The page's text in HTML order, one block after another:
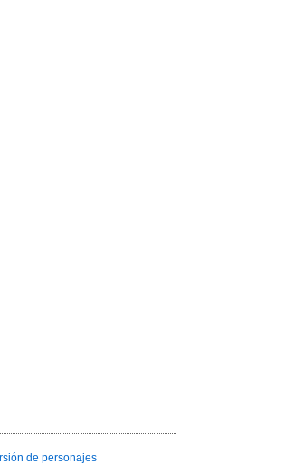
de personajes